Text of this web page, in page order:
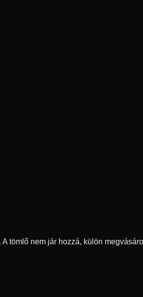
tömlő nem jár hozzá, külön